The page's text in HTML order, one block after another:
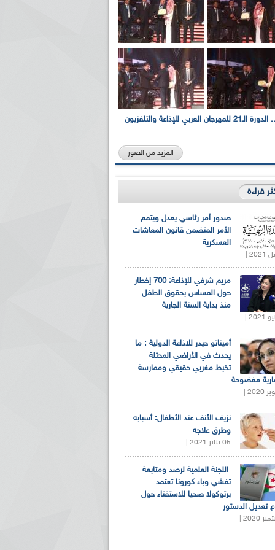
بالصور... الدورة الـ21 للمهرجان العربي للإذاعة والتلفزيون
المزيد من الصور
قراءة
صدور أمر رئاسي يعدل ويتمم
الأمر المتضمن قانون المعاشات
العسكرية
مريم شرفي للإذاعة: 700 إخطار
حول المساس بحقوق الطفل
منذ بداية السنة الجارية
أميناتو حيدر للاذاعة الدولية : ما
يحدث في الأراضي المحتلة
تخبط مغربي حقيقي وممارسة
مفضوحة
نزيف الأنف عند الأطفال: أسبابه
وطرق علاجه
05 يناير 2021 |
اللجنة العلمية لرصد ومتابعة
تفشي وباء كورونا تعتمد
برتوكولا صحيا للاستفتاء حول
تعديل الدستور